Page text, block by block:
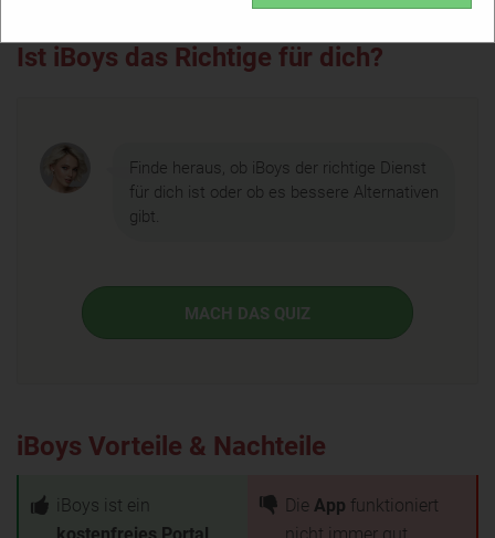
Ist iBoys das Richtige für dich?
Finde heraus, ob iBoys der richtige Dienst
für dich ist oder ob es bessere Alternativen
gibt.
MACH DAS QUIZ
iBoys Vorteile & Nachteile
iBoys ist ein
Die App funktioniert